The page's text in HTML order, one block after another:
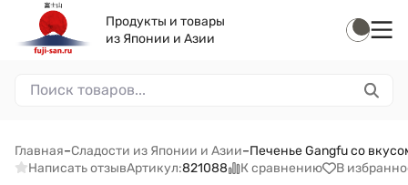
Продукты и товары
из Японии и Азии
Главная–Сладости из Японии и Азии–Печенье Gangfu со
Написать отзывАртикул:821088 К сравнению В